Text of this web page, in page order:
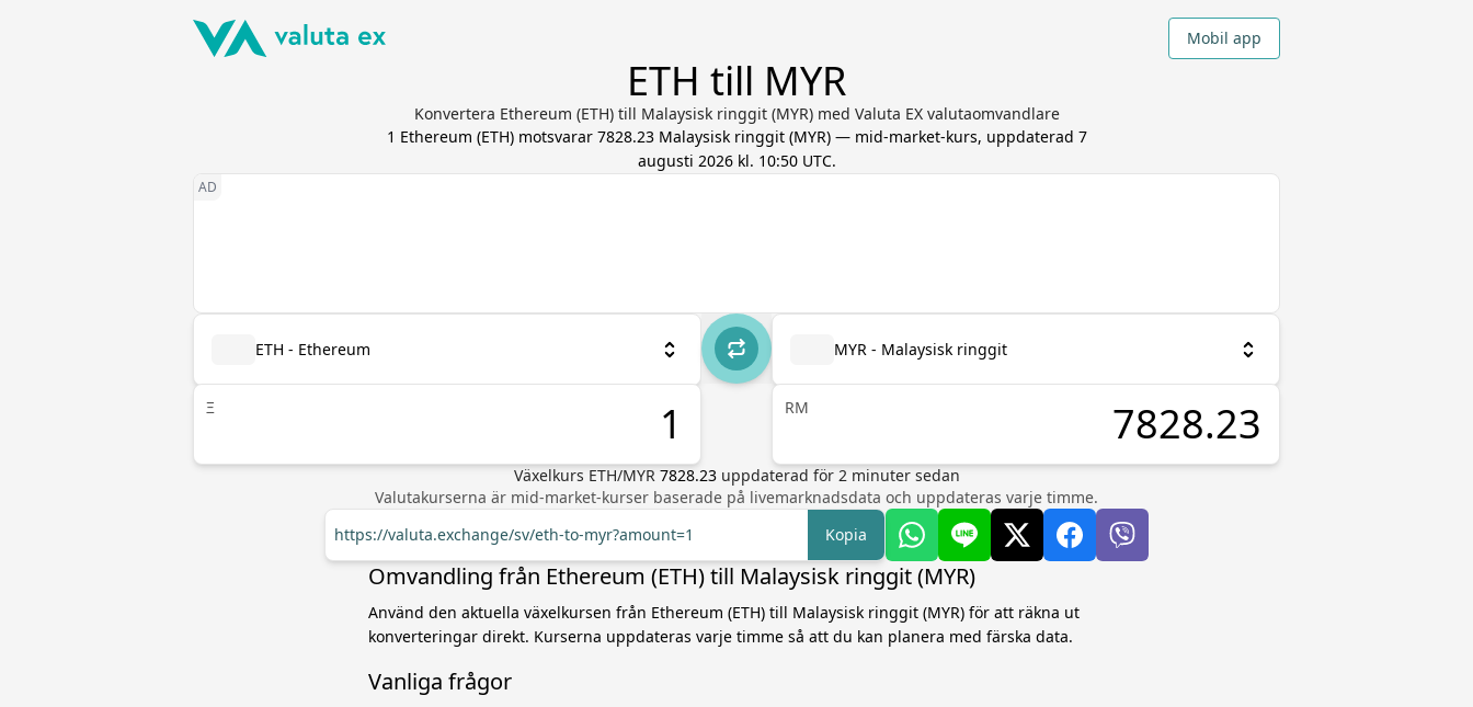
Mobil app
ETH till MYR
Konvertera Ethereum (ETH) till Malaysisk ringgit (MYR) med Valuta EX valutaomvandlare
1 Ethereum (ETH) motsvarar 7828.23 Malaysisk ringgit(MYR) — mid-market-kurs, uppdaterad 7
augusti 2026 kl. 10:50 UTC.
ETH - Ethereum
Ξ
MYR - Malaysisk ringgit
RM
Växelkurs ETH/MYR 7828.23 uppdaterad för 2minuter sedan
Valutakurserna är mid-market-kurser baserade på livemarknadsdata och uppdateras varje timme.
https://valuta.exchange/sv/eth-to-myr?amount=1
Kopia
Omvandling från Ethereum (ETH) till Malaysisk ringgit (MYR)
Använd den aktuella växelkursen från Ethereum (ETH) till Malaysisk ringgit (MYR) för att räkna ut
konverteringar direkt. Kurserna uppdateras varje timme så att du kan planera med färska data.
Vanliga frågor